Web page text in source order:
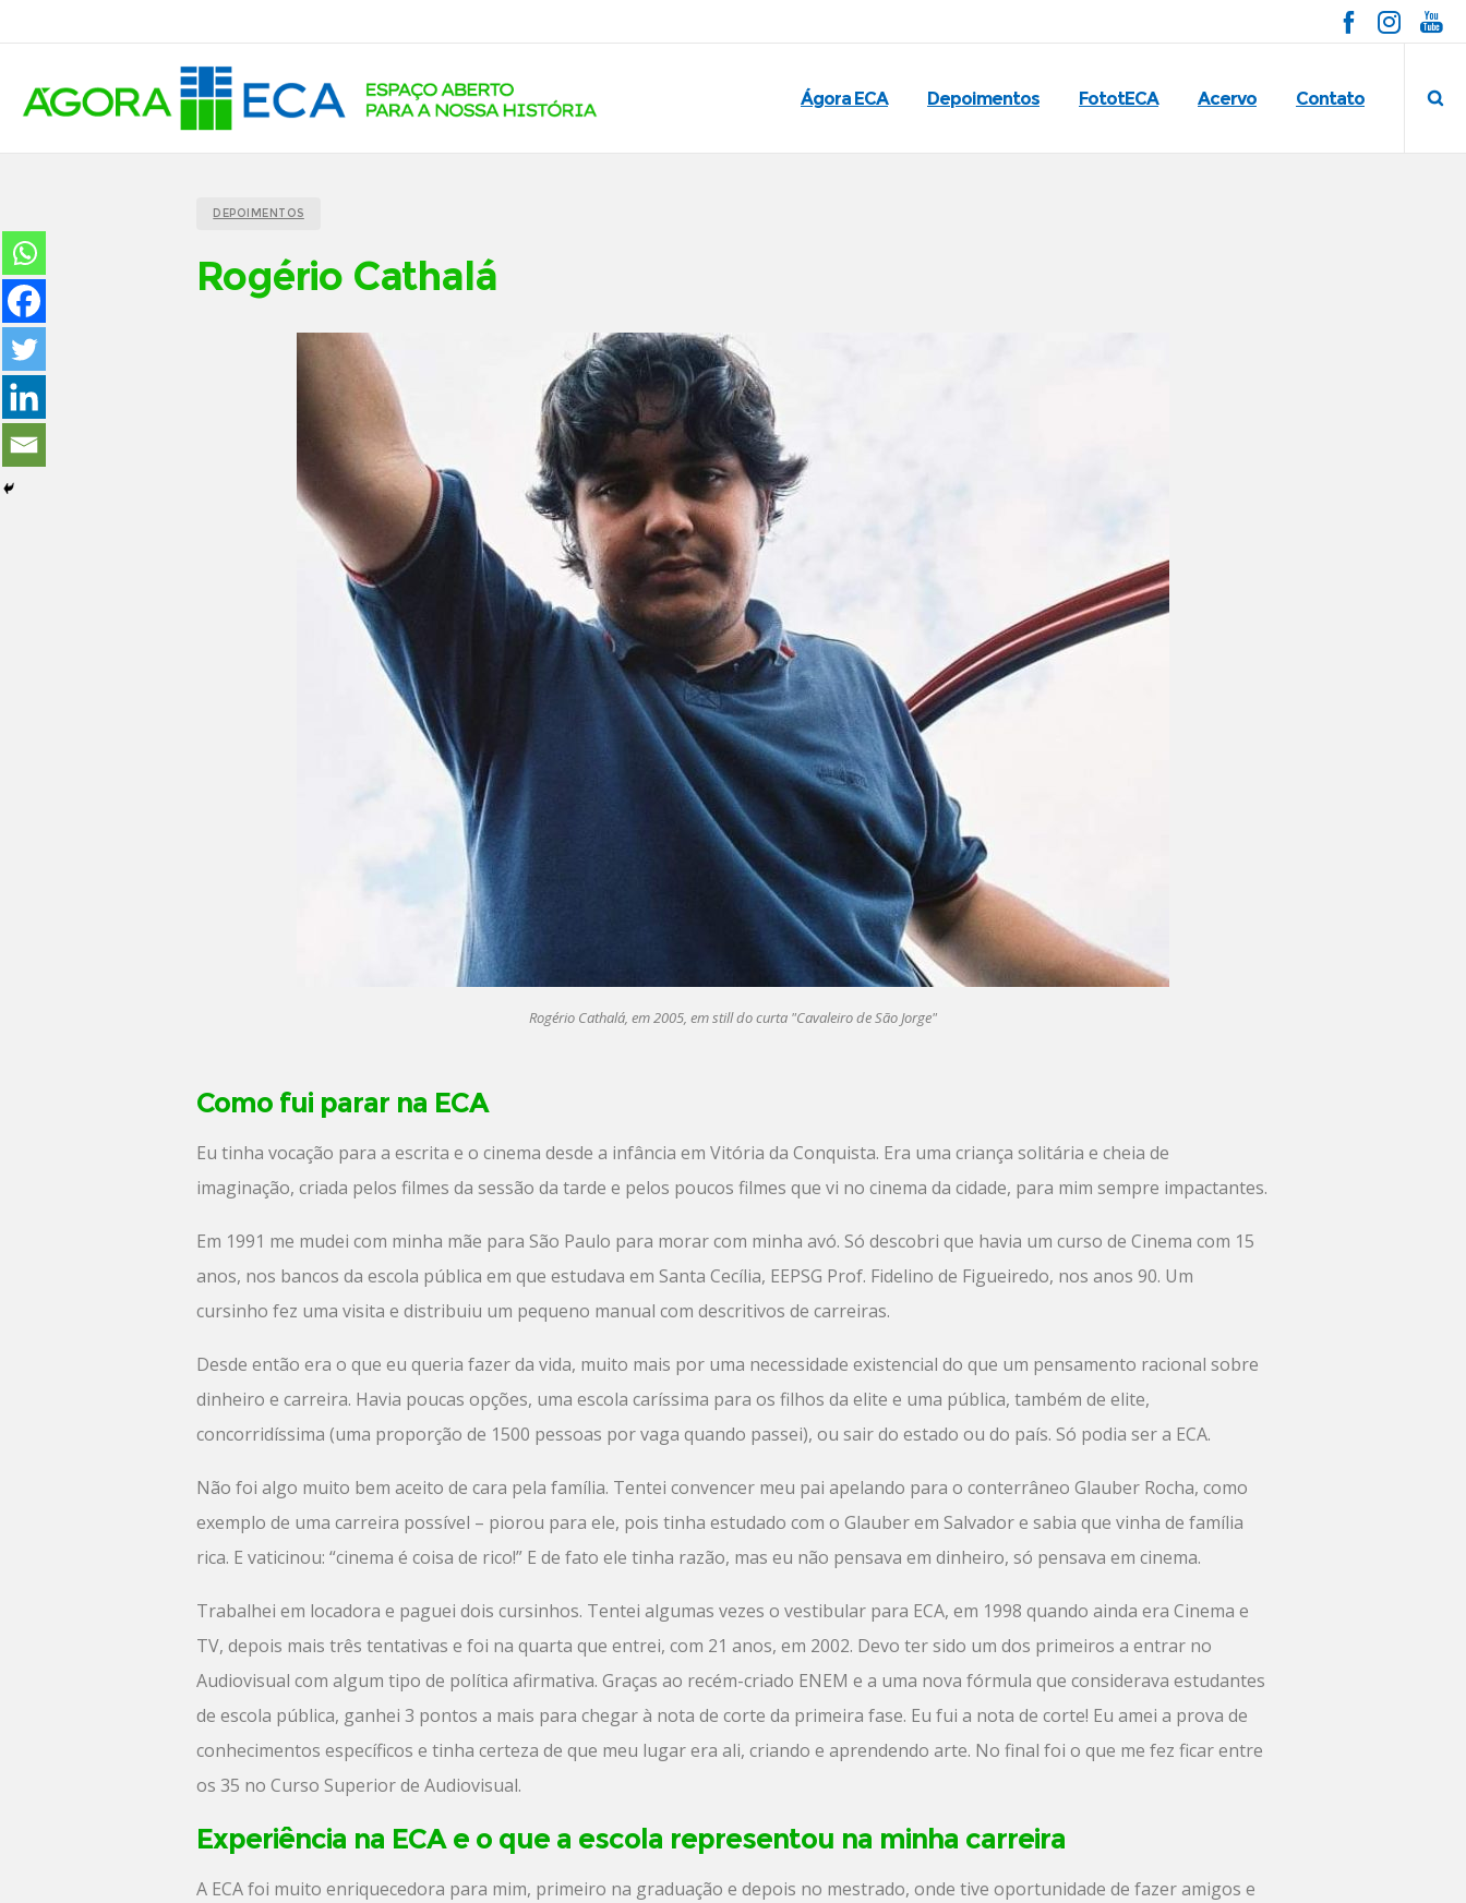
Ágora ECA Depoimentos FototECA Acervo Contato
DEPOIMENTOS
Rogério Cathalá
Rogério Cathalá, em 2005, em still do curta "Cavaleiro de São Jorge"
Como fui parar na ECA
Eu tinha vocação para a escrita e o cinema desde a infância em Vitória da Conquista. Era uma criança solitária e cheia de
imaginação, criada pelos filmes da sessão da tarde e pelos poucos filmes que vi no cinema da cidade, para mim sempre impactantes.
Em 1991 me mudei com minha mãe para São Paulo para morar com minha avó. Só descobri que havia um curso de Cinema com 15
anos, nos bancos da escola pública em que estudava em Santa Cecília, EEPSG Prof. Fidelino de Figueiredo, nos anos 90. Um
cursinho fez uma visita e distribuiu um pequeno manual com descritivos de carreiras.
Desde então era o que eu queria fazer da vida, muito mais por uma necessidade existencial do que um pensamento racional sobre
dinheiro e carreira. Havia poucas opções, uma escola caríssima para os filhos da elite e uma pública, também de elite,
concorridíssima (uma proporção de 1500 pessoas por vaga quando passei), ou sair do estado ou do país. Só podia ser a ECA.
Não foi algo muito bem aceito de cara pela família. Tentei convencer meu pai apelando para o conterrâneo Glauber Rocha, como
exemplo de uma carreira possível – piorou para ele, pois tinha estudado com o Glauber em Salvador e sabia que vinha de família
rica. E vaticinou: “cinema é coisa de rico!” E de fato ele tinha razão, mas eu não pensava em dinheiro, só pensava em cinema.
Trabalhei em locadora e paguei dois cursinhos. Tentei algumas vezes o vestibular para ECA, em 1998 quando ainda era Cinema e
TV, depois mais três tentativas e foi na quarta que entrei, com 21 anos, em 2002. Devo ter sido um dos primeiros a entrar no
Audiovisual com algum tipo de política afirmativa. Graças ao recém-criado ENEM e a uma nova fórmula que considerava estudantes
de escola pública, ganhei 3 pontos a mais para chegar à nota de corte da primeira fase. Eu fui a nota de corte! Eu amei a prova de
conhecimentos específicos e tinha certeza de que meu lugar era ali, criando e aprendendo arte. No final foi o que me fez ficar entre
os 35 no Curso Superior de Audiovisual.
Experiência na ECA e o que a escola representou na minha carreira
A ECA foi muito enriquecedora para mim, primeiro na graduação e depois no mestrado, onde tive oportunidade de fazer amigos e